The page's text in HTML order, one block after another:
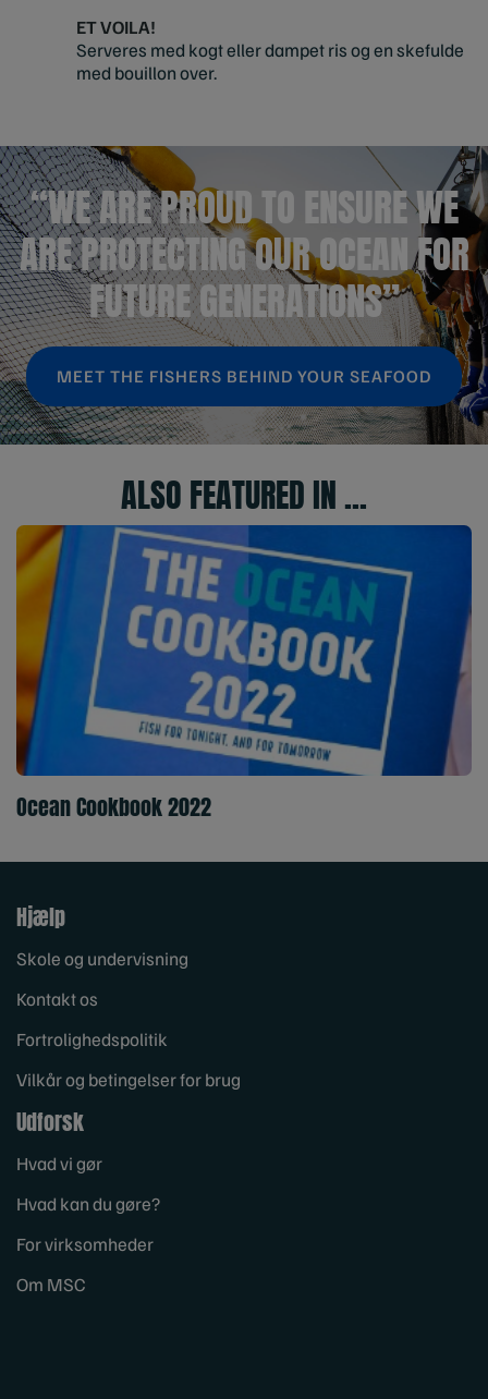
ET VOILA!
Serveres med kogt eller dampet ris og en skefulde
med bouillon over.
“WE ARE PROUD TO ENSURE WE
ARE PROTECTING OUR OCEAN FOR
FUTURE GENERATIONS”
MEET THE FISHERS BEHIND YOUR SEAFOOD
ALSO FEATURED IN ...
Ocean Cookbook 2022
Hjælp
Skole og undervisning
Kontakt os
Fortrolighedspolitik
Vilkår og betingelser for brug
Udforsk
Hvad vi gør
Hvad kan du gøre?
For virksomheder
Om MSC